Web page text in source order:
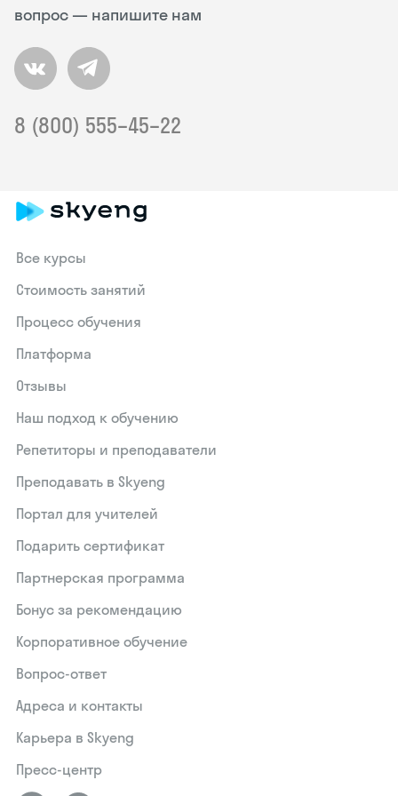
вопрос — напишите нам
8 (800) 555–45–22
Все курсы
Стоимость занятий
Процесс обучения
Платформа
Отзывы
Наш подход к обучению
Репетиторы и преподаватели
Преподавать в Skyeng
Портал для учителей
Подарить сертификат
Партнерская программа
Бонус за рекомендацию
Корпоративное обучение
Вопрос-ответ
Адреса и контакты
Карьера в Skyeng
Пресс-центр